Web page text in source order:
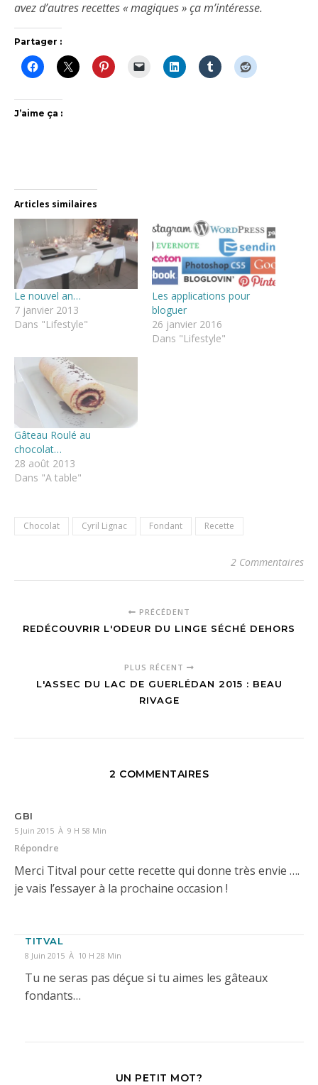
avez d’autres recettes « magiques » ça m’intéresse.
Partager :
J’aime ça :
Articles similaires
Le nouvel an…
7 janvier 2013
Dans "Lifestyle"
Les applications pour
bloguer
26 janvier 2016
Dans "Lifestyle"
Gâteau Roulé au
chocolat…
28 août 2013
Dans "A table"
Chocolat Cyril Lignac Fondant Recette
2 Commentaires
PRÉCÉDENT
REDÉCOUVRIR L'ODEUR DU LINGE SÉCHÉ DEHORS
PLUS RÉCENT
L'ASSEC DU LAC DE GUERLÉDAN 2015 : BEAU
RIVAGE
2 COMMENTAIRES
GBI
5 Juin 2015 À 9 H 58 Min
Répondre
Merci Titval pour cette recette qui donne très envie ….
je vais l’essayer à la prochaine occasion !
TITVAL
8 Juin 2015 À 10 H 28 Min
Tu ne seras pas déçue si tu aimes les gâteaux
fondants…
UN PETIT MOT?